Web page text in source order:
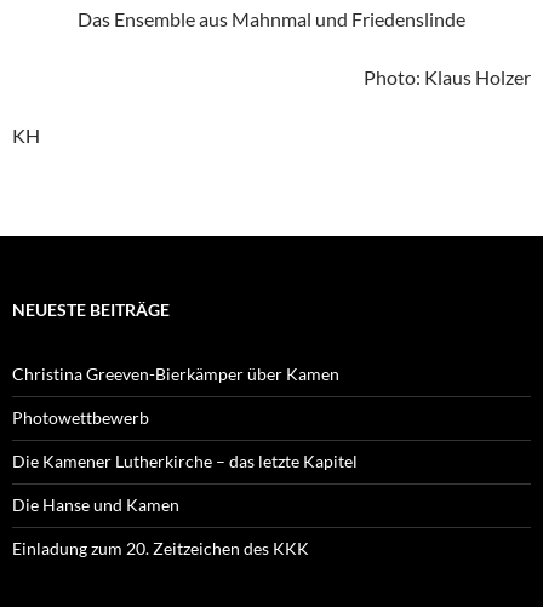
Das Ensemble aus Mahnmal und Friedenslinde
Photo: Klaus Holzer
KH
NEUESTE BEITRÄGE
Christina Greeven-Bierkämper über Kamen
Photowettbewerb
Die Kamener Lutherkirche – das letzte Kapitel
Die Hanse und Kamen
Einladung zum 20. Zeitzeichen des KKK